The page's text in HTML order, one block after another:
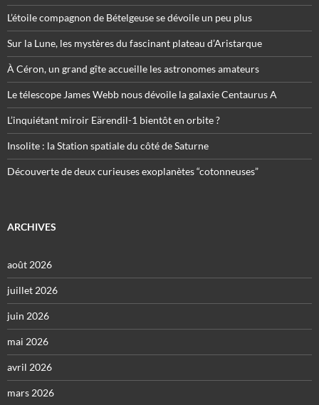
L’étoile compagnon de Bételgeuse se dévoile un peu plus
Sur la Lune, les mystères du fascinant plateau d’Aristarque
À Céron, un grand gîte accueille les astronomes amateurs
Le télescope James Webb nous dévoile la galaxie Centaurus A
L’inquiétant miroir Eärendil-1 bientôt en orbite ?
Insolite : la Station spatiale du côté de Saturne
Découverte de deux curieuses exoplanètes “cotonneuses”
ARCHIVES
août 2026
juillet 2026
juin 2026
mai 2026
avril 2026
mars 2026